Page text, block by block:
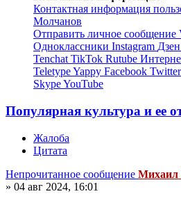
Контактная информация
Молчанов
Отправить личное сообщение
Одноклассники Instagram Дзен
Tenchat TikTok Rutube
TeletypeYappy Facebook Twitter
SkypeYouTube
Популярная культура и ее
Жалоба
Цитата
Непрочитанное сообщение Михаил
» 04 авг 2024, 16:01